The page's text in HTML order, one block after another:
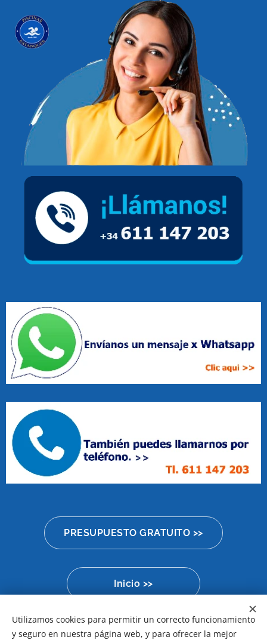
PRESUPUESTO GRATUITO >>
Inicio >>
Utilizamos cookies para permitir un correcto funcionamiento
y seguro en nuestra página web, y para ofrecer la mejor